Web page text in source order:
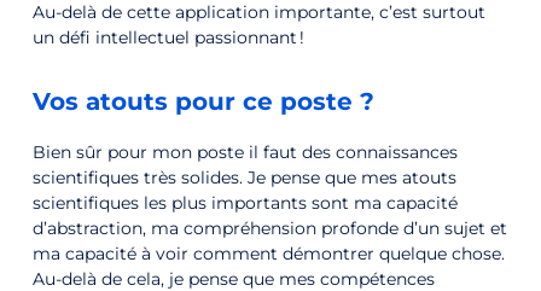
Au-delà de cette application importante, c’est surtout
un défi intellectuel passionnant !
Vos atouts pour ce poste ?
Bien sûr pour mon poste il faut des connaissances
scientifiques très solides. Je pense que mes atouts
scientifiques les plus importants sont ma capacité
d’abstraction, ma compréhension profonde d’un sujet et
ma capacité à voir comment démontrer quelque chose.
Au-delà de cela, je pense que mes compétences